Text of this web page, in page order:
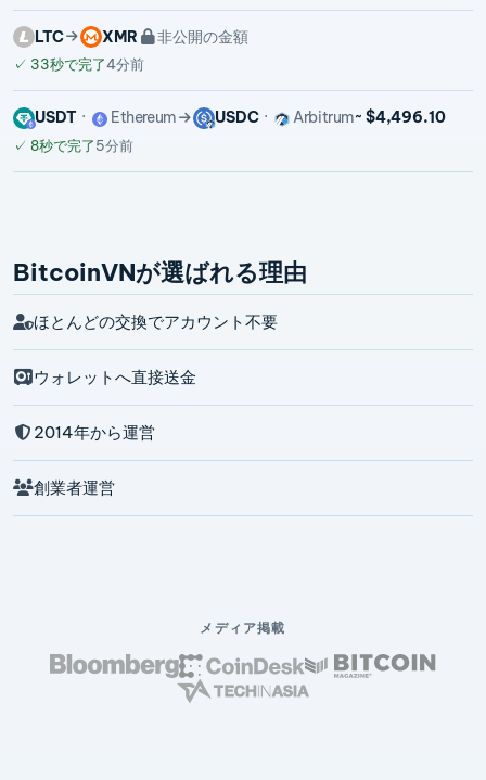
LTC XMR 非公開の金額
✓ 33秒で完了4分前
USDT Ethereum USDC Arbitrum~ $4,496.10
✓ 8秒で完了5分前
BitcoinVNが選ばれる理由
ほとんどの交換でアカウント不要
ウォレットへ直接送金
2014年から運営
創業者運営
メディア掲載